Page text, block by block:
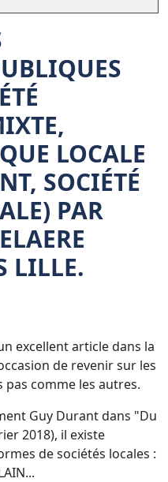
LOCALE
SOCIÉTÉ
PAR
LILLE.
excellent article dans la
de revenir sur les
comme les autres.
Guy Durant dans "Du
2018), il existe
de sociétés locales :